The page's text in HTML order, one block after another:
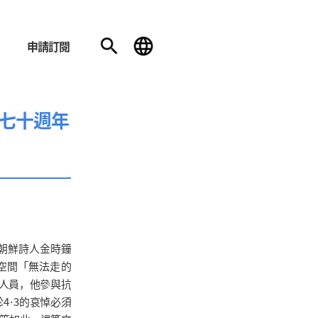
申請訂閱
十週年
鮮詩人金時鐘
間「無法走的
員，他參與抗
的哀悼必須